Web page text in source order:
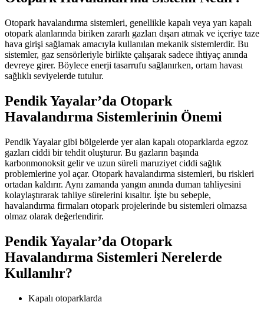
Otopark havalandırma sistemleri, genellikle kapalı veya yarı kapalı
otopark alanlarında biriken zararlı gazları dışarı atmak ve içeriye taze
hava girişi sağlamak amacıyla kullanılan mekanik sistemlerdir. Bu
sistemler, gaz sensörleriyle birlikte çalışarak sadece ihtiyaç anında
devreye girer. Böylece enerji tasarrufu sağlanırken, ortam havası
sağlıklı seviyelerde tutulur.
Pendik Yayalar’da Otopark
Havalandırma Sistemlerinin Önemi
Pendik Yayalar gibi bölgelerde yer alan kapalı otoparklarda egzoz
gazları ciddi bir tehdit oluşturur. Bu gazların başında
karbonmonoksit gelir ve uzun süreli maruziyet ciddi sağlık
problemlerine yol açar. Otopark havalandırma sistemleri, bu riskleri
ortadan kaldırır. Aynı zamanda yangın anında duman tahliyesini
kolaylaştırarak tahliye sürelerini kısaltır. İşte bu sebeple,
havalandırma firmaları otopark projelerinde bu sistemleri olmazsa
olmaz olarak değerlendirir.
Pendik Yayalar’da Otopark
Havalandırma Sistemleri Nerelerde
Kullanılır?
Kapalı otoparklarda